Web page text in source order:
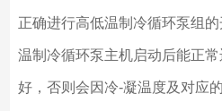
正确进行高低温制冷循环泵组
温制冷循环泵主机启动后能正
好，否则会因冷-凝温度及对应